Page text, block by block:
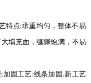
特点:承重均匀，整体不易
填充面，缝隙饱满，不易
; 加固工艺:线条加固 .新工艺